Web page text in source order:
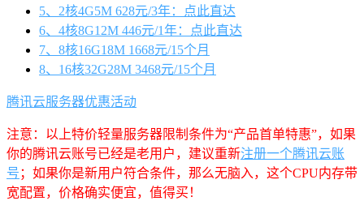
5、2核4G5M 628元/3年：点此直达
6、4核8G12M 446元/1年：点此直达
7、8核16G18M 1668元/15个月
8、16核32G28M 3468元/15个月
腾讯云服务器优惠活动
注意：以上特价轻量服务器限制条件为“产品首单特惠”，如果
你的腾讯云账号已经是老用户，建议重新注册一个腾讯云账
号 ；如果你是新用户符合条件，那么无脑入，这个CPU内存带
宽配置，价格确实便宜，值得买！